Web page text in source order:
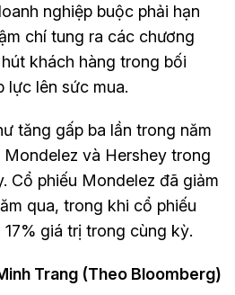
nghiệp buộc phải hạn
chí tung ra các chương
khách hàng trong bối
lực lên sức mua.
tăng gấp ba lần trong năm
và Hershey trong
Cổ phiếu Mondelez đã giảm
qua, trong khi cổ phiếu
giá trị trong cùng kỳ.
Trang (Theo Bloomberg)